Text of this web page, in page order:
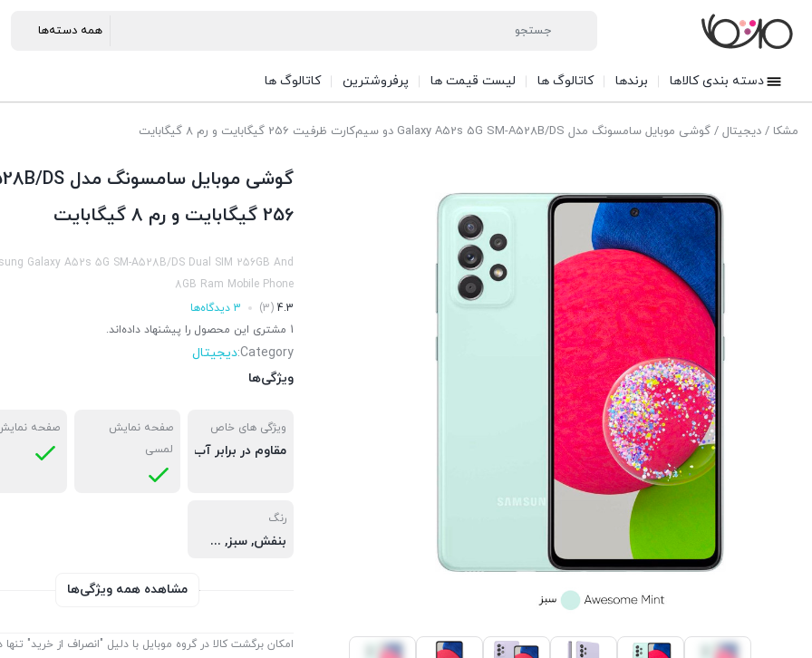
دسته بندی کالاها برندها کاتالوگ ها لیست قیمت ها پرفروشترین کاتالوگ ها
مشکا / دیجیتال / گوشی موبایل سامسونگ مدل Galaxy A52s 5G SM-A528B/DS دو سیم‌کارت ظرفیت 256 گیگابایت و رم 8 گیگابایت
256 گیگابایت و رم 8 گیگابایت
Galaxy A52s 5G SM-A528B/DS Dual SIM 256GB And
8GB Ram Mobile Phone
4.3
(3)
3 دیدگاه‌ها
1 مشتری این محصول را پیشنهاد داده‌اند.
Category:دیجیتال
ویژگی‌ها
ویژگی های خاص
مقاوم در برابر آب مناسب بازی
صفحه نمایش
لمسی
صفحه
رنگ
بنفش,سبز, سفید
مشاهده همه ویژگی‌ها
امکان برگشت کالا در گروه موبایل با دلیل "انصراف از خرید" تنها